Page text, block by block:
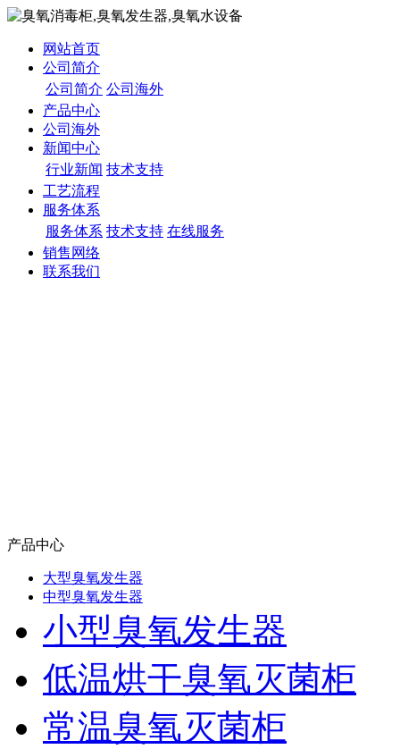
网站首页
公司简介
公司简介 公司海外
产品中心
公司海外
新闻中心
行业新闻 技术支持
工艺流程
服务体系
服务体系 技术支持 在线服务
销售网络
联系我们
产品中心
大型臭氧发生器
中型臭氧发生器
小型臭氧发生器
低温烘干臭氧灭菌柜
常温臭氧灭菌柜